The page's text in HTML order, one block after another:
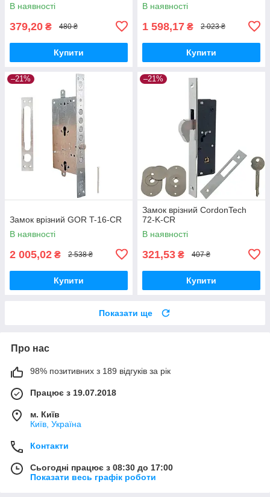
В наявності
379,20 ₴ 480 ₴
Купити
В наявності
1 598,17 ₴ 2 023 ₴
Купити
–21%
Замок врізний GOR T-16-CR
В наявності
2 005,02 ₴ 2 538 ₴
Купити
–21%
Замок врізний CordonTech
72-K-CR
В наявності
321,53 ₴ 407 ₴
Купити
Показати ще
Про нас
98% позитивних з 189 відгуків за рік
Працює з 19.07.2018
м. Київ
Київ, Україна
Контакти
Сьогодні працює з 08:30 до 17:00
Показати весь графік роботи